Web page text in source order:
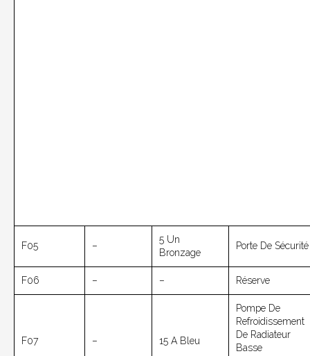
F05 –
5 Un
Bronzage
Porte De Sécurité
F06 – – Réserve
F07 – 15 A Bleu
Pompe De
Refroidissement
De Radiateur
Basse